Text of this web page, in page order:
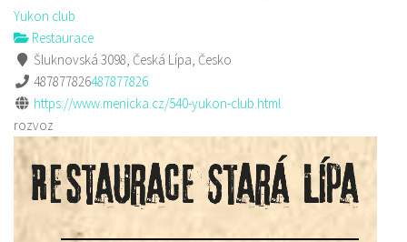
Yukon club
Restaurace
Šluknovská 3098, Česká Lípa, Česko
487877826487877826
https://www.menicka.cz/540-yukon-club.html
rozvoz